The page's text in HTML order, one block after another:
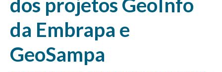
dos projetos GeoInfo
da Embrapa e
GeoSampa